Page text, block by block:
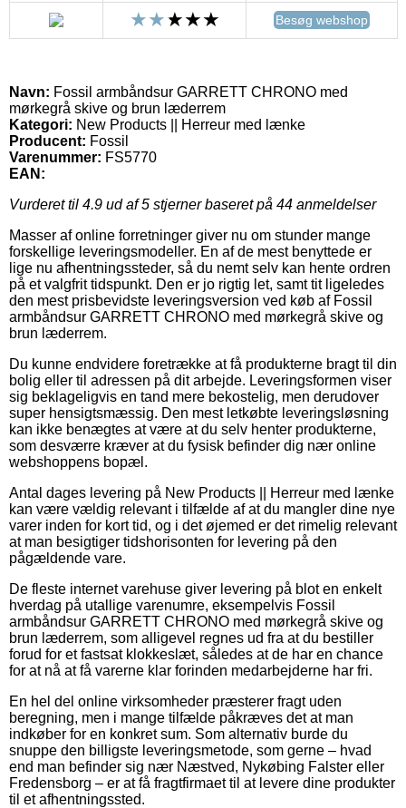
Besøg webshop
Navn: Fossil armbåndsur GARRETT CHRONO med
mørkegrå skive og brun læderrem
Kategori: New Products || Herreur med lænke
Producent: Fossil
Varenummer: FS5770
EAN:
Vurderet til 4.9 ud af 5 stjerner baseret på 44 anmeldelser
Masser af online forretninger giver nu om stunder mange
forskellige leveringsmodeller. En af de mest benyttede er
lige nu afhentningssteder, så du nemt selv kan hente ordren
på et valgfrit tidspunkt. Den er jo rigtig let, samt tit ligeledes
den mest prisbevidste leveringsversion ved køb af Fossil
armbåndsur GARRETT CHRONO med mørkegrå skive og
brun læderrem.
Du kunne endvidere foretrække at få produkterne bragt til din
bolig eller til adressen på dit arbejde. Leveringsformen viser
sig beklageligvis en tand mere bekostelig, men derudover
super hensigtsmæssig. Den mest letkøbte leveringsløsning
kan ikke benægtes at være at du selv henter produkterne,
som desværre kræver at du fysisk befinder dig nær online
webshoppens bopæl.
Antal dages levering på New Products || Herreur med lænke
kan være vældig relevant i tilfælde af at du mangler dine nye
varer inden for kort tid, og i det øjemed er det rimelig relevant
at man besigtiger tidshorisonten for levering på den
pågældende vare.
De fleste internet varehuse giver levering på blot en enkelt
hverdag på utallige varenumre, eksempelvis Fossil
armbåndsur GARRETT CHRONO med mørkegrå skive og
brun læderrem, som alligevel regnes ud fra at du bestiller
forud for et fastsat klokkeslæt, således at de har en chance
for at nå at få varerne klar forinden medarbejderne har fri.
En hel del online virksomheder præsterer fragt uden
beregning, men i mange tilfælde påkræves det at man
indkøber for en konkret sum. Som alternativ burde du
snuppe den billigste leveringsmetode, som gerne – hvad
end man befinder sig nær Næstved, Nykøbing Falster eller
Fredensborg – er at få fragtfirmaet til at levere dine produkter
til et afhentningssted.